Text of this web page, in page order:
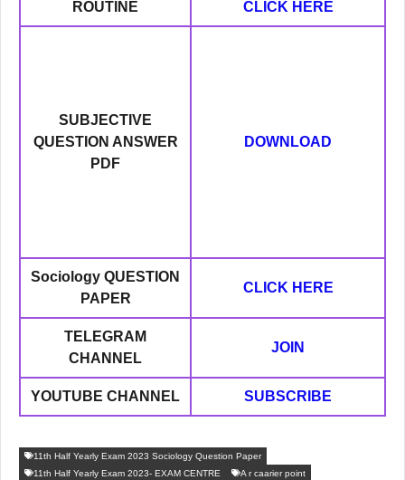
ROUTINE CLICK HERE
SUBJECTIVE
QUESTION ANSWER
PDF
DOWNLOAD
Sociology QUESTION
PAPER
CLICK HERE
TELEGRAM
CHANNEL
JOIN
YOUTUBE CHANNEL SUBSCRIBE
11th Half Yearly Exam 2023 Sociology Question Paper
11th Half Yearly Exam 2023- EXAM CENTRE
A r caarier point